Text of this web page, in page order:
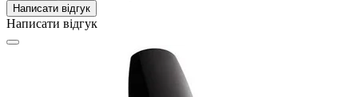
Написати відгук
Написати відгук